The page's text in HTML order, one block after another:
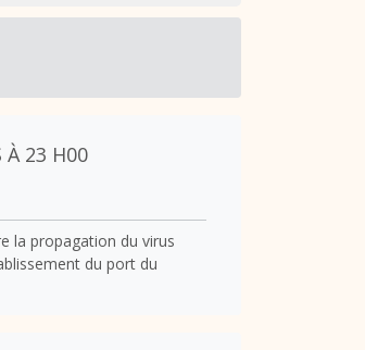
À 23 H00
la propagation du virus
du port du